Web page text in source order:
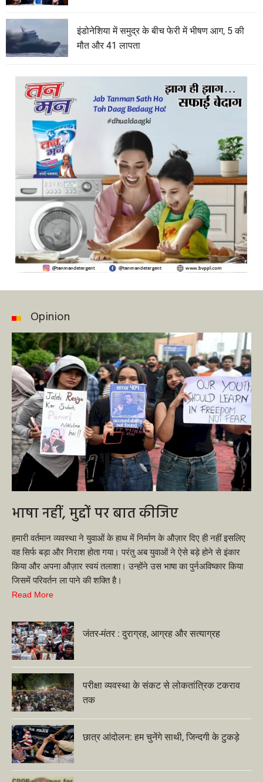
इंडोनेशिया में समुद्र के बीच फेरी में भीषण आग, 5 की
मौत और 41 लापता
Opinion
भाषा नहीं, मुद्दों पर बात कीजिए
हमारी वर्तमान व्यवस्था ने युवाओं के हाथ में निर्माण के औज़ार दिए ही नहीं इसलिए
वह सिर्फ बड़ा और निराश होता गया। परंतु अब युवाओं ने ऐसे बड़े होने से इंकार
किया और अपना औज़ार स्वयं तलाशा। उन्होंने उस भाषा का पुर्नअविष्कार किया
जिसमें परिवर्तन ला पाने की शक्ति है।
Read More
जंतर-मंतर : दुराग्रह, आग्रह और सत्याग्रह
परीक्षा व्यवस्था के संकट से लोकतांत्रिक टकराव
तक
छात्र आंदोलन: हम चुनेंगे साथी, जिन्दगी के टुकड़े